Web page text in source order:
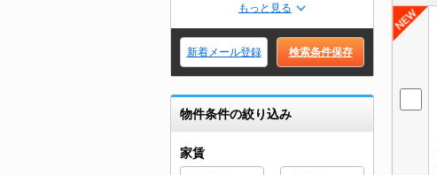
もっと見る
新着メール登録 検索条件保存
物件条件の絞り込み
家賃